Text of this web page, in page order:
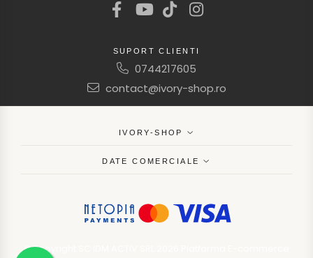
SUPORT CLIENTI
0744217605
contact@ivory-shop.ro
IVORY-SHOP
DATE COMERCIALE
©Copyright SC IDM ACTIV SRL 2026